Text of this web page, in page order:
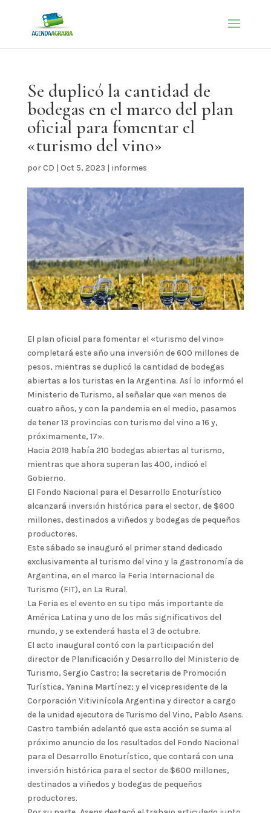
Se duplicó la cantidad de
bodegas en el marco del plan
oficial para fomentar el
«turismo del vino»
porCD | Oct 5, 2023 | informes
El plan oficial para fomentar el «turismo del vino»
completará este año una inversión de 600 millones de
pesos, mientras se duplicó la cantidad de bodegas
abiertas a los turistas en la Argentina. Así lo informó el
Ministerio de Turismo, al señalar que «en menos de
cuatro años, y con la pandemia en el medio, pasamos
de tener 13 provincias con turismo del vino a 16 y,
próximamente, 17».
Hacia 2019 había 210 bodegas abiertas al turismo,
mientras que ahora superan las 400, indicó el
Gobierno.
El Fondo Nacional para el Desarrollo Enoturístico
alcanzará inversión histórica para el sector, de $600
millones, destinados a viñedos y bodegas de pequeños
productores.
Este sábado se inauguró el primer stand dedicado
exclusivamente al turismo del vino y la gastronomía de
Argentina, en el marco la Feria Internacional de
Turismo (FIT), en La Rural.
La Feria es el evento en su tipo más importante de
América Latina y uno de los más significativos del
mundo, y se extenderá hasta el 3 de octubre.
El acto inaugural contó con la participación del
director de Planificación y Desarrollo del Ministerio de
Turismo, Sergio Castro; la secretaria de Promoción
Turística, Yanina Martínez; y el vicepresidente de la
Corporación Vitivinícola Argentina y director a cargo
de la unidad ejecutora de Turismo del Vino, Pablo Asens.
Castro también adelantó que esta acción se suma al
próximo anuncio de los resultados del Fondo Nacional
para el Desarrollo Enoturístico, que contará con una
inversión histórica para el sector de $600 millones,
destinados a viñedos y bodegas de pequeños
productores.